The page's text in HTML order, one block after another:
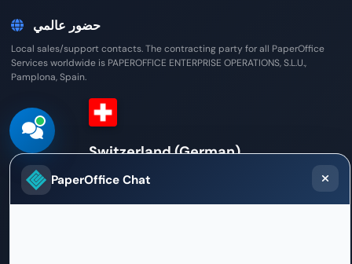
حضور عالمي
Local sales/support contacts. The contracting party for all PaperOffice
Services worldwide is PAPEROFFICE ENTERPRISE OPERATIONS, S.L.U.,
Pamplona, Spain.
Switzerland (German)
Sales / Support Office
Weltpoststrasse 5
PaperOffice Chat